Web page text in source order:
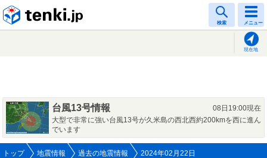
検索 メニュー
現在地
台風13号情報
08日19:00現在
大型で非常に強い台風13号が久米島の西北西約200kmを西に進ん
でいます
トップ 地震情報 過去の地震情報 2024年02月22日